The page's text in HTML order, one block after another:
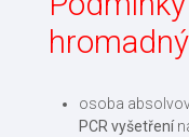
osoba
PCR vyšetření